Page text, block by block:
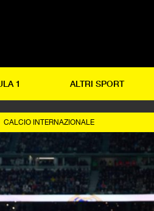
1 ALTRI SPORT
CALCIO INTERNAZIONALE